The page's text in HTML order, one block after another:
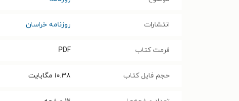
انتشارات روزنامه خراسان
فرمت کتاب PDF
حجم فایل کتاب ۱۰.۳۸ مگابایت